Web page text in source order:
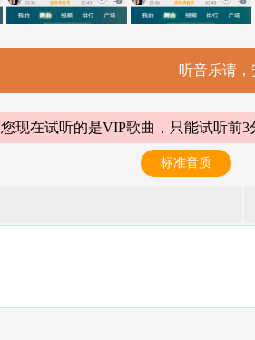
听音乐请，
您现在试听的是VIP歌曲，只能试听前
标准音质